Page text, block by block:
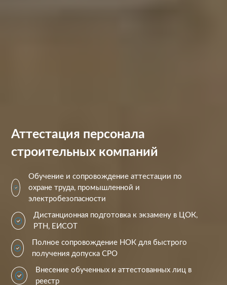
Аттестация персонала
строительных компаний
Обучение и сопровождение аттестации по
охране труда, промышленной и
электробезопасности
Дистанционная подготовка к экзамену в ЦОК,
РТН, ЕИСОТ
Полное сопровождение НОК для быстрого
получения допуска СРО
Внесение обученных и аттестованных лиц в
реестр